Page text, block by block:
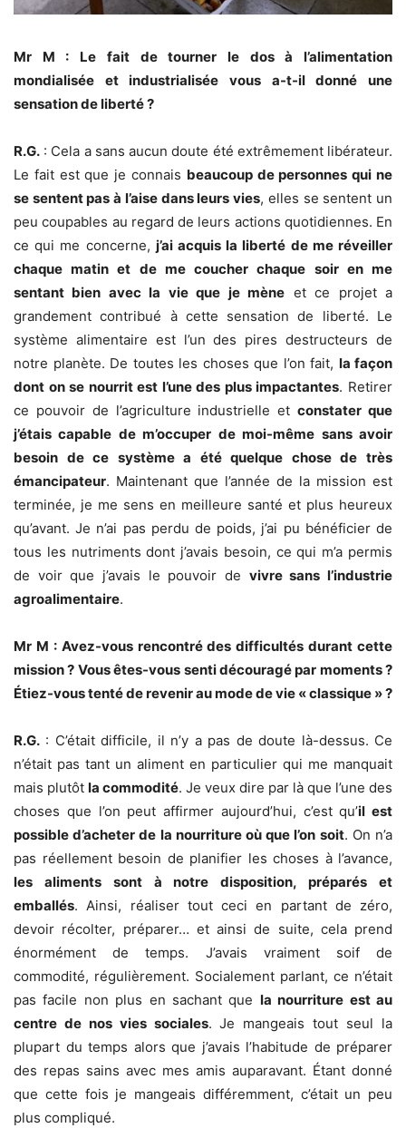
Mr M : Le fait de tourner le dos à l’alimentation
mondialisée et industrialisée vous a-t-il donné une
sensation de liberté ?
R.G. : Cela a sans aucun doute été extrêmement libérateur.
Le fait est que je connais beaucoup de personnes qui ne
se sentent pas à l’aise dans leurs vies, elles se sentent un
peu coupables au regard de leurs actions quotidiennes. En
ce qui me concerne, j’ai acquis la liberté de me réveiller
chaque matin et de me coucher chaque soir en me
sentant bien avec la vie que je mène et ce projet a
grandement contribué à cette sensation de liberté. Le
système alimentaire est l’un des pires destructeurs de
notre planète. De toutes les choses que l’on fait, la façon
dont on se nourrit est l’une des plus impactantes. Retirer
ce pouvoir de l’agriculture industrielle etconstater que
j’étais capable de m’occuper de moi-même sans avoir
besoin de ce système a été quelque chose de très
émancipateur. Maintenant que l’année de la mission est
terminée, je me sens en meilleure santé et plus heureux
qu’avant. Je n’ai pas perdu de poids, j’ai pu bénéficier de
tous les nutriments dont j’avais besoin, ce qui m’a permis
de voir que j’avais le pouvoir de vivre sans l’industrie
agroalimentaire.
Mr M : Avez-vous rencontré des difficultés durant cette
mission ? Vous êtes-vous senti découragé par moments ?
Étiez-vous tenté de revenir au mode de vie « classique » ?
R.G. : C’était difficile, il n’y a pas de doute là-dessus. Ce
n’était pas tant un aliment en particulier qui me manquait
mais plutôt la commodité. Je veux dire par là que l’une des
choses que l’on peut affirmer aujourd’hui, c’est qu’il est
possible d’acheter de la nourriture où que l’on soit. On n’a
pas réellement besoin de planifier les choses à l’avance,
les aliments sont à notre disposition, préparés et
emballés. Ainsi, réaliser tout ceci en partant de zéro,
devoir récolter, préparer… et ainsi de suite, cela prend
énormément de temps. J’avais vraiment soif de
commodité, régulièrement. Socialement parlant, ce n’était
pas facile non plus en sachant que la nourriture est au
centre de nos vies sociales. Je mangeais tout seul la
plupart du temps alors que j’avais l’habitude de préparer
des repas sains avec mes amis auparavant. Étant donné
que cette fois je mangeais différemment, c’était un peu
plus compliqué.